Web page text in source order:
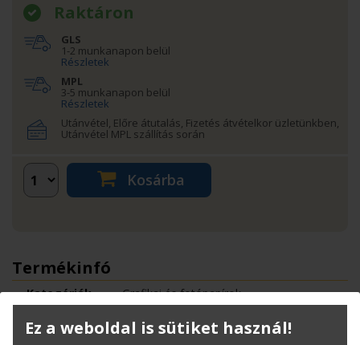
Raktáron
GLS
1-2 munkanapon belül
Részletek
MPL
3-5 munkanapon belül
Részletek
Utánvétel, Előre átutalás, Fizetés átvételkor üzletünkben,
Utánvétel MPL szállítás során
Kosárba
Termékinfó
Kategóriák
Grafikai és fotópapírok
Cikkszám:
97003177
Ez a weboldal is sütiket használ!